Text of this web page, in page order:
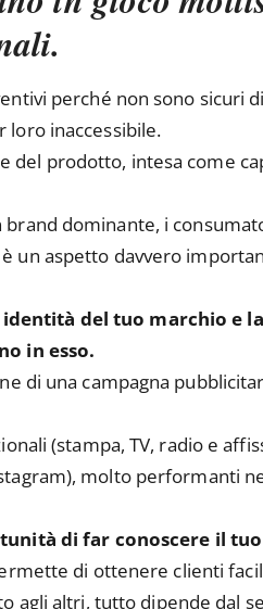
perché non sono sicuri
loro inaccessibile.
del prodotto, intesa come
dominante, i
un aspetto davvero
del tuo marchio e
in esso.
di una campagna
(stampa, TV, radio e
molto performanti
di far conoscere il
di ottenere clienti
agli altri, tutto dipende dal